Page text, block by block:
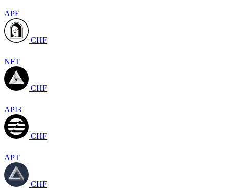
APE
CHF
NFT
CHF
API3
CHF
APT
CHF